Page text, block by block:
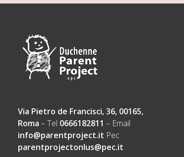
Via Pietro de Francisci, 36, 00165,
Roma – Tel 0666182811 – Email
info@parentproject.it Pec
parentprojectonlus@pec.it